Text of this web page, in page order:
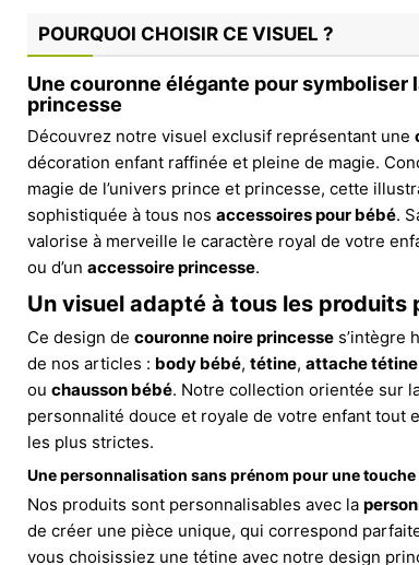
POURQUOI CHOISIR CE VISUEL ?
Une couronne élégante pour symboliser
princesse
Découvrez notre visuel exclusif représentant une
décoration enfant raffinée et pleine de magie.
magie de l’univers prince et princesse, cette
sophistiquée à tous nos accessoires pour bébé.
valorise à merveille le caractère royal de votre
ou d’un accessoire princesse.
Un visuel adapté à tous les produits
Ce design de couronne noire princesse s’intègre
de nos articles : body bébé, tétine, attache tétine
ou chausson bébé. Notre collection orientée sur
personnalité douce et royale de votre enfant tout
les plus strictes.
Une personnalisation sans prénom pour une
Nos produits sont personnalisables avec la
de créer une pièce unique, qui correspond
vous choisissiez une tétine avec notre design